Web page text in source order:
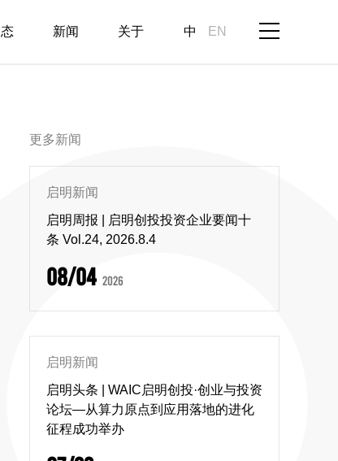
中 EN
新闻 关于
更多新闻
启明新闻
启明周报 | 启明创投投资企业要闻十
条 Vol.24, 2026.8.4
08/04 2026
启明新闻
启明头条 | WAIC启明创投·创业与投资
论坛—从算力原点到应用落地的进化
征程成功举办